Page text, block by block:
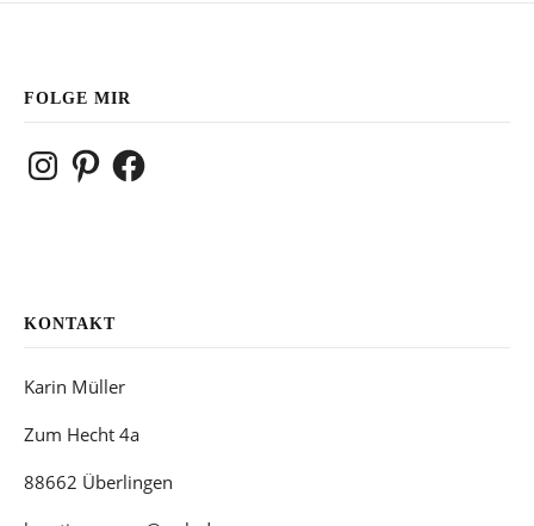
FOLGE MIR
InstagramPinterestFacebook
KONTAKT
Karin Müller
Zum Hecht 4a
88662 Überlingen